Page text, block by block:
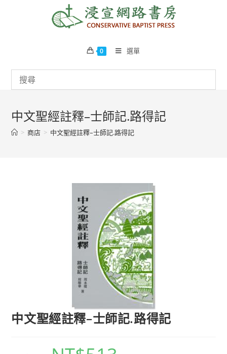
0 選單
中文聖經註釋–士師記.路得記
> 商店 > 中文聖經註釋–士師記.路得記
中文聖經註釋–士師記.路得記